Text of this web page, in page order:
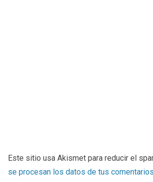
Este sitio usa Akismet para reducir el
se procesan los datos de tus comentarios